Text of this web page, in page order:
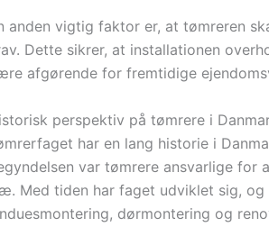
anden vigtig faktor er, at tømreren
Dette sikrer, at installationen
afgørende for fremtidige
perspektiv på tømrere i
har en lang historie i
var tømrere ansvarlige for
Med tiden har faget udviklet sig, og
dørmontering og